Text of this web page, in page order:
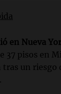
en Nueva
37 pisos en
un riesgo